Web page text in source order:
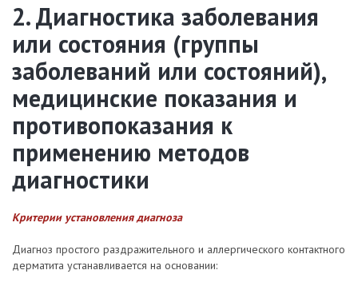
2. Диагностика заболевания
или состояния (группы
заболеваний или состояний),
медицинские показания и
противопоказания к
применению методов
диагностики
Критерии установления диагноза
Диагноз простого раздражительного и аллергического контактного
дерматита устанавливается на основании: